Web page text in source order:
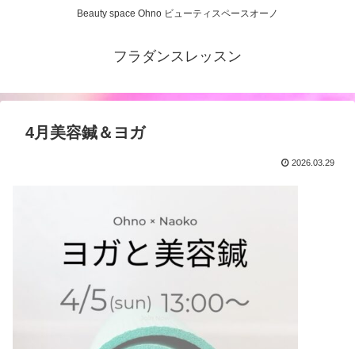
Beauty space Ohno ビューティスペースオーノ
フラダンスレッスン
4月美容鍼＆ヨガ
2026.03.29